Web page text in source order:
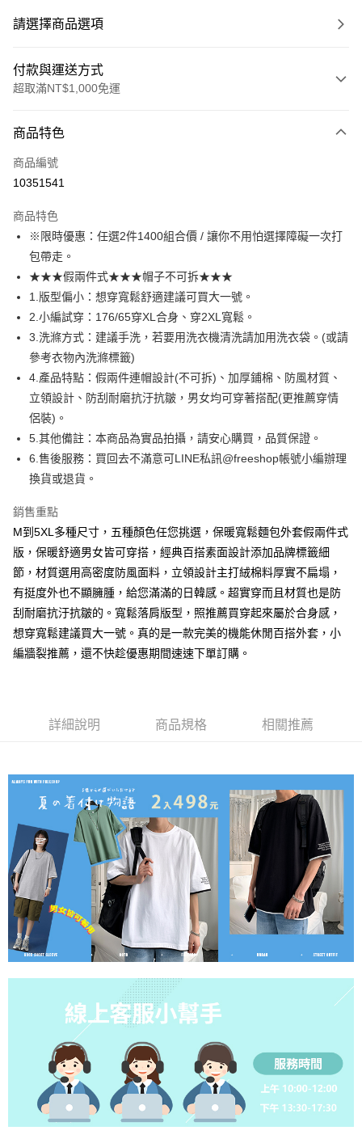
請選擇商品選項
付款與運送方式
超取滿NT$1,000免運
信用卡一次付款
超商取貨付款
Apple Pay
街口支付
悠遊付
ATM付款
運送方式
每筆NT$80，滿NT$1,000(含以上)免運費
付款後全家取貨
每筆NT$80，滿NT$1,000(含以上)免運費
每筆NT$80，滿NT$1,000(含以上)免運費
每筆NT$80，滿NT$1,000(含以上)免運費
宅配
每筆NT$150，滿NT$3,000(含以上)免運費
外島郵寄
商品特色
商品編號
10351541
商品特色
※限時優惠：任選2件1400組合價 / 讓你不用怕選擇障礙一次打
包帶走。
★★★假兩件式★★★帽子不可拆★★★
1.版型偏小：想穿寬鬆舒適建議可買大一號。
2.小編試穿：176/65穿XL合身、穿2XL寬鬆。
3.洗滌方式：建議手洗，若要用洗衣機清洗請加用洗衣袋。(或請
參考衣物內洗滌標籤)
4.產品特點：假兩件連帽設計(不可拆)、加厚鋪棉、防風材質、
立領設計、防刮耐磨抗汙抗皺，男女均可穿著搭配(更推薦穿情
侶裝)。
5.其他備註：本商品為實品拍攝，請安心購買，品質保證。
6.售後服務：買回去不滿意可LINE私訊@freeshop帳號小編辦理
換貨或退貨。
銷售重點
M到5XL多種尺寸，五種顏色任您挑選，保暖寬鬆麵包外套假兩件式
版，保暖舒適男女皆可穿搭，經典百搭素面設計添加品牌標籤細
節，材質選用高密度防風面料，立領設計主打絨棉料厚實不扁塌，
有挺度外也不顯臃腫，給您滿滿的日韓感。超實穿而且材質也是防
刮耐磨抗汙抗皺的。寬鬆落肩版型，照推薦買穿起來屬於合身感，
想穿寬鬆建議買大一號。真的是一款完美的機能休閒百搭外套，小
編牆裂推薦，還不快趁優惠期間速速下單訂購。
詳細說明 商品規格 相關推薦